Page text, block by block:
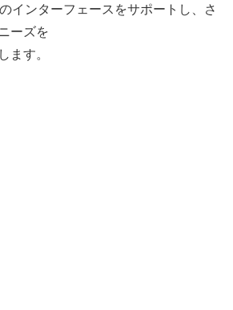
インターフェースをサポートし、さ
ーズを
ます。